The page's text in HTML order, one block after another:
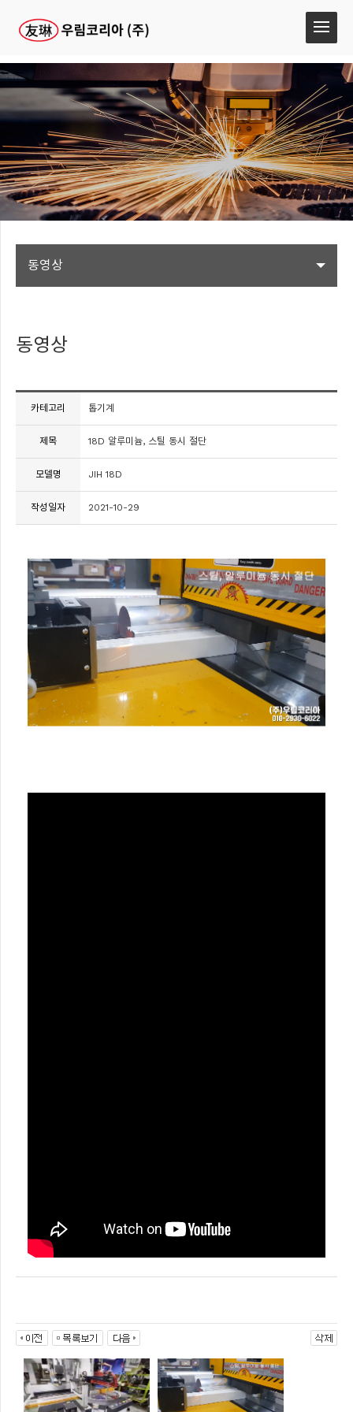
동영상
동영상
카테고리 톱기계
제목 18D 알루미늄, 스틸 동시 절단
모델명 JIH 18D
작성일자 2021-10-29